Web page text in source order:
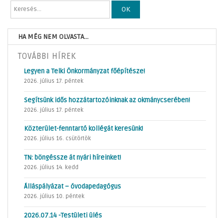
OK
HA MÉG NEM OLVASTA...
TOVÁBBI HÍREK
Legyen a Telki Önkormányzat főépítésze!
2026. július 17. péntek
Segítsünk idős hozzátartozóinknak az okmánycserében!
2026. július 17. péntek
Közterület-fenntartó kollégát keresünk!
2026. július 16. csütörtök
TN: böngéssze át nyári híreinket!
2026. július 14. kedd
Álláspályázat – óvodapedagógus
2026. július 10. péntek
2026.07.14 -Testületi ülés